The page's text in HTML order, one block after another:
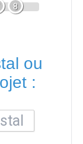
8
ou
: